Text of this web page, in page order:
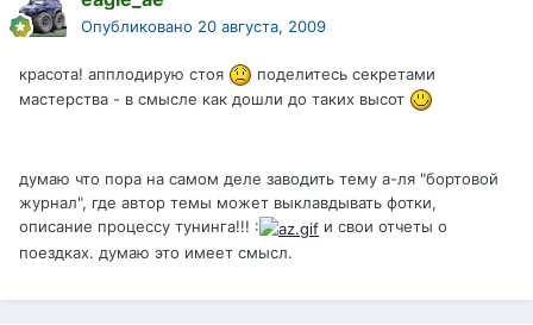
Опубликовано 20 августа, 2009
красота! апплодирую стоя
поделитесь секретами
мастерства - в смысле как дошли до таких высот
думаю что пора на самом деле заводить тему а-ля "бортовой
журнал", где автор темы может выклавдывать фотки,
описание процессу тунинга!!! :
и свои отчеты о
поездках. думаю это имеет смысл.